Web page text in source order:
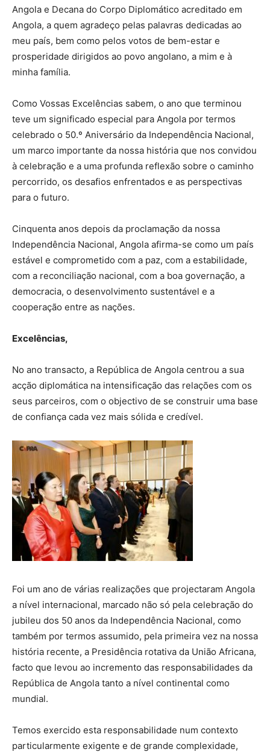
Angola e Decana do Corpo Diplomático acreditado em
Angola, a quem agradeço pelas palavras dedicadas ao
meu país, bem como pelos votos de bem-estar e
prosperidade dirigidos ao povo angolano, a mim e à
minha família.
Como Vossas Excelências sabem, o ano que terminou
teve um significado especial para Angola por termos
celebrado o 50.º Aniversário da Independência Nacional,
um marco importante da nossa história que nos convidou
à celebração e a uma profunda reflexão sobre o caminho
percorrido, os desafios enfrentados e as perspectivas
para o futuro.
Cinquenta anos depois da proclamação da nossa
Independência Nacional, Angola afirma-se como um país
estável e comprometido com a paz, com a estabilidade,
com a reconciliação nacional, com a boa governação, a
democracia, o desenvolvimento sustentável e a
cooperação entre as nações.
Excelências,
No ano transacto, a República de Angola centrou a sua
acção diplomática na intensificação das relações com os
seus parceiros, com o objectivo de se construir uma base
de confiança cada vez mais sólida e credível.
Foi um ano de várias realizações que projectaram Angola
a nível internacional, marcado não só pela celebração do
jubileu dos 50 anos da Independência Nacional, como
também por termos assumido, pela primeira vez na nossa
história recente, a Presidência rotativa da União Africana,
facto que levou ao incremento das responsabilidades da
República de Angola tanto a nível continental como
mundial.
Temos exercido esta responsabilidade num contexto
particularmente exigente e de grande complexidade,